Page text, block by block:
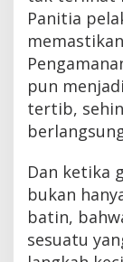
Panitia
pun
tertib,
Dan ketika
bukan
batin,
sesuatu